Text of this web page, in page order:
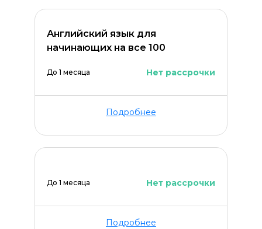
Английский язык для
начинающих на все 100
До 1 месяца Нет рассрочки
Подробнее
До 1 месяца Нет рассрочки
Подробнее